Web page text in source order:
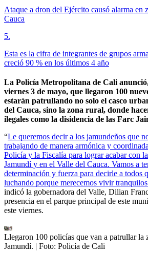
Ataque a dron del Ejército causó alarma en
Cauca
5.
Esta es la cifra de integrantes de grupos
creció 90 % en los últimos 4 año
La Policía Metropolitana de Cali
viernes 3 de mayo, que llegaron 100
estarán patrullando no solo el casco
del Cauca, sino la zona rural, donde
ilegales como la disidencia de las Farc
“Le queremos decir a los jamundeños que
trabajando de manera armónica y
Policía y la Fiscalía para lograr acabar con
Jamundí y en el Valle del Cauca. Vamos a
determinación y fuerza para decirle a todos
luchando porque merecemos vivir
indicó la gobernadora del Valle, Dilian
presencia en el parque principal de este
este viernes.
Llegaron 100 policías que van a patrullar la
Jamundí. | Foto: Policía de Cali